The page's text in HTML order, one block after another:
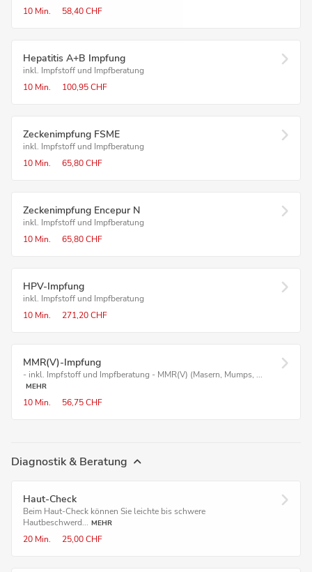
10 Min. 58,40 CHF
Hepatitis A+B Impfung
inkl. Impfstoff und Impfberatung
10 Min.
100,95 CHF
Zeckenimpfung FSME
inkl. Impfstoff und Impfberatung
10 Min.
65,80 CHF
Zeckenimpfung Encepur N
inkl. Impfstoff und Impfberatung
10 Min.
65,80 CHF
HPV-Impfung
inkl. Impfstoff und Impfberatung
10 Min.
271,20 CHF
MMR(V)-Impfung
- inkl. Impfstoff und Impfberatung - MMR(V) (Masern, Mumps, ...
MEHR
10 Min. 56,75 CHF
Diagnostik & Beratung
Haut-Check
Beim Haut-Check können Sie leichte bis schwere
Hautbeschwerd... MEHR
20 Min. 25,00 CHF